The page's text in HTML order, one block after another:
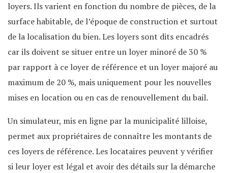
loyers. Ils varient en fonction du nombre de pièces, de la
surface habitable, de l’époque de construction et surtout
de la localisation du bien. Les loyers sont dits encadrés
car ils doivent se situer entre un loyer minoré de 30 %
par rapport à ce loyer de référence et un loyer majoré au
maximum de 20 %, mais uniquement pour les nouvelles
mises en location ou en cas de renouvellement du bail.
Un simulateur, mis en ligne par la municipalité lilloise,
permet aux propriétaires de connaître les montants de
ces loyers de référence. Les locataires peuvent y vérifier
si leur loyer est légal et avoir des détails sur la démarche